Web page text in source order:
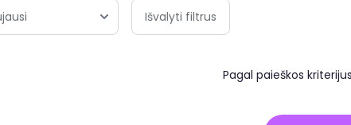
Išvalyti filtrus
Pagal paieškos